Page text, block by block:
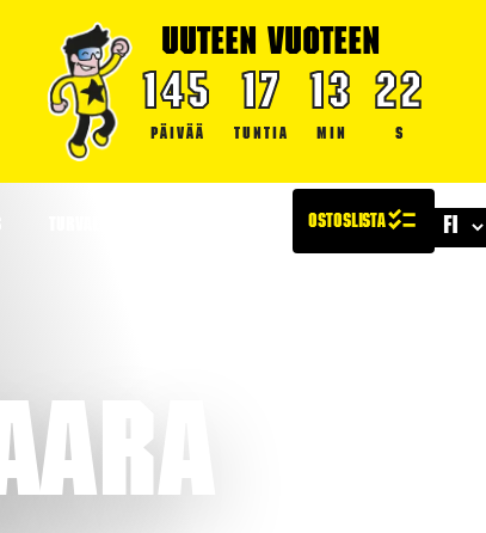
UUTEEN VUOTEEN
145
PÄIVÄÄ
17
TUNTIA
13
MIN
21
S